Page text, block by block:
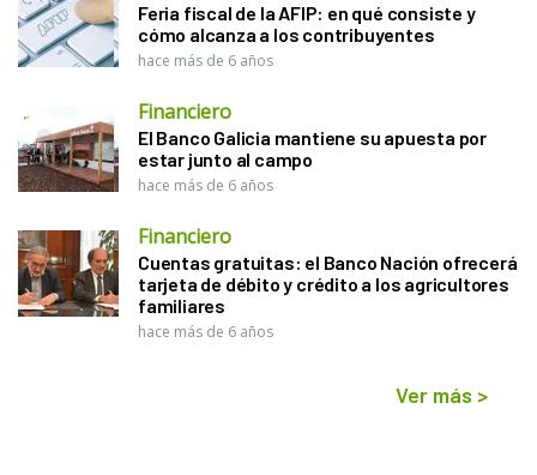
Feria fiscal de la AFIP: en qué consiste y
cómo alcanza a los contribuyentes
hace más de 6 años
Financiero
El Banco Galicia mantiene su apuesta por
estar junto al campo
hace más de 6 años
Financiero
Cuentas gratuitas: el Banco Nación ofrecerá
tarjeta de débito y crédito a los agricultores
familiares
hace más de 6 años
Ver más >